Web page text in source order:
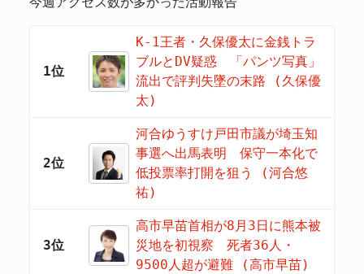
1位
K-1王者・久保優太に金銭トラ
ブルとDV疑惑 「パンツ写真」
流出で評判失墜の末路 (久保優
太)
2位
河合ゆうすけ戸田市議が埼玉知
事選へ出馬表明 保守一本化で
低投票率打開を狙う (河合悠
祐)
3位
高市早苗首相が8月3日に熊本被
災地を初視察 死者36人・
9500人超が避難 (高市早苗)